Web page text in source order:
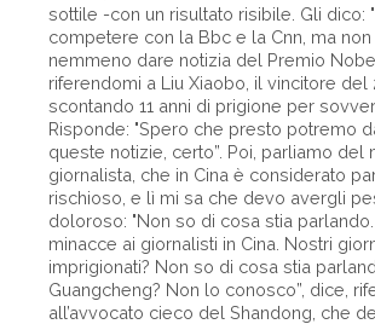
sottile -con un risultato risibile. Gli dico:
competere con la Bbc e la Cnn, ma
nemmeno dare notizia del Premio
riferendomi a Liu Xiaobo, il vincitore del
scontando 11 anni di prigione per
Risponde: "Spero che presto potremo
queste notizie, certo”. Poi, parliamo del
giornalista, che in Cina è considerato
rischioso, e lì mi sa che devo avergli
doloroso: "Non so di cosa stia
minacce ai giornalisti in Cina. Nostri
imprigionati? Non so di cosa stia
Guangcheng? Non lo conosco”, dice,
all’avvocato cieco del Shandong, che